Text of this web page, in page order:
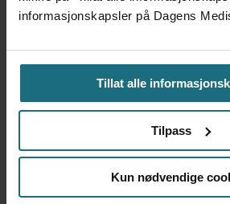
informasjonskapsler på Dagens
Tillat alle
Tilpass
Kun nødvendige
Helsearbeidere
mot manglende